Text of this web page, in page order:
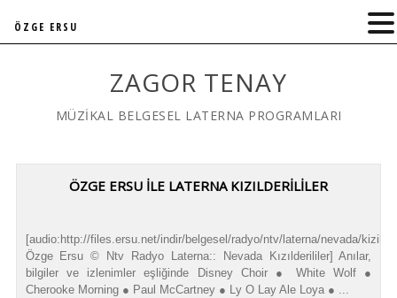
ZAGOR TENAY
MÜZİKAL BELGESEL LATERNA PROGRAMLARI
ÖZGE ERSU İLE LATERNA KIZILDERİLİLER
[audio:http://files.ersu.net/indir/belgesel/radyo/ntv/laterna/nevada/
Özge Ersu © Ntv Radyo Laterna:: Nevada Kızılderililer] Anılar,
bilgiler ve izlenimler eşliğinde Disney Choir ● White Wolf ●
Cherooke Morning ● Paul McCartney ● Ly O Lay Ale Loya ● ...
ÖZGE ERSU